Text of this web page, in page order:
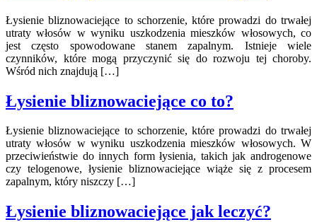
Łysienie bliznowaciejące to schorzenie, które prowadzi do trwałej
utraty włosów w wyniku uszkodzenia mieszków włosowych, co
jest często spowodowane stanem zapalnym. Istnieje wiele
czynników, które mogą przyczynić się do rozwoju tej choroby.
Wśród nich znajdują […]
Łysienie bliznowaciejące co to?
Łysienie bliznowaciejące to schorzenie, które prowadzi do trwałej
utraty włosów w wyniku uszkodzenia mieszków włosowych. W
przeciwieństwie do innych form łysienia, takich jak androgenowe
czy telogenowe, łysienie bliznowaciejące wiąże się z procesem
zapalnym, który niszczy […]
Łysienie bliznowaciejące jak leczyć?